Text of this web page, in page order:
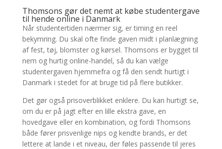
Thomsons gør det nemt at købe studentergave
til hende online i Danmark
Når studentertiden nærmer sig, er timing en reel
bekymring. Du skal ofte finde gaven midt i planlægning
af fest, tøj, blomster og kørsel. Thomsons er bygget til
nem og hurtig online-handel, så du kan vælge
studentergaven hjemmefra og få den sendt hurtigt i
Danmark i stedet for at bruge tid på flere butikker.
Det gør også prisoverblikket enklere. Du kan hurtigt se,
om du er på jagt efter en lille ekstra gave, en
hovedgave eller en kombination, og fordi Thomsons
både fører prisvenlige nips og kendte brands, er det
lettere at lande i et niveau, der føles passende til jeres